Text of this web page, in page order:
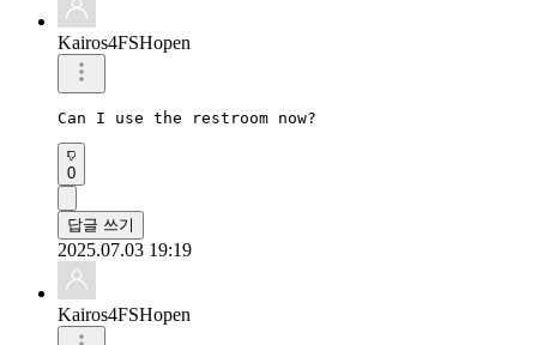
Kairos4FSHopen
Can I use the restroom now?
0
답글 쓰기
2025.07.03 19:19
Kairos4FSHopen